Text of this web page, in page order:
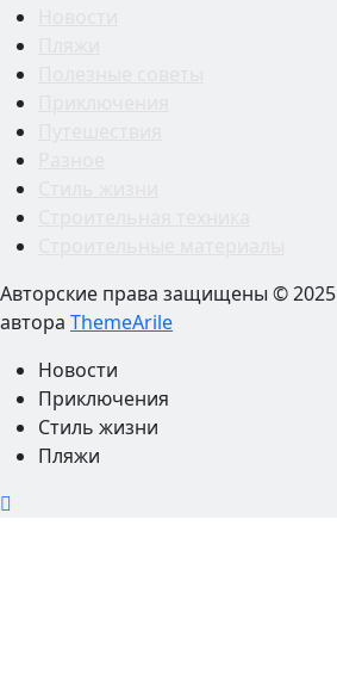
Авторские права защищены © 2025
автора ThemeArile
Новости
Приключения
Стиль жизни
Пляжи